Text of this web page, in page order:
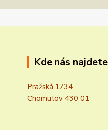
Kde nás najdete
Pražská 1734
Chomutov 430 01